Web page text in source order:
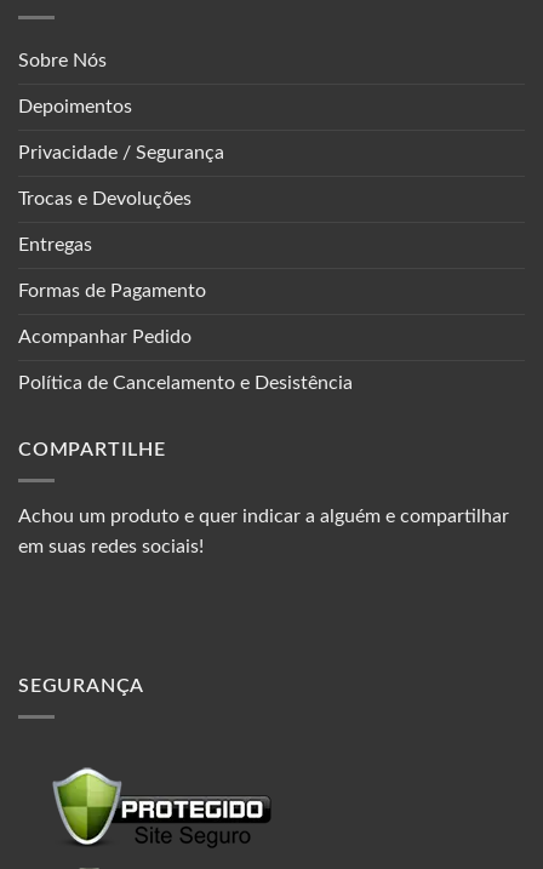
Sobre Nós
Depoimentos
Privacidade / Segurança
Trocas e Devoluções
Entregas
Formas de Pagamento
Acompanhar Pedido
Política de Cancelamento e Desistência
COMPARTILHE
Achou um produto e quer indicar a alguém e compartilhar
em suas redes sociais!
SEGURANÇA